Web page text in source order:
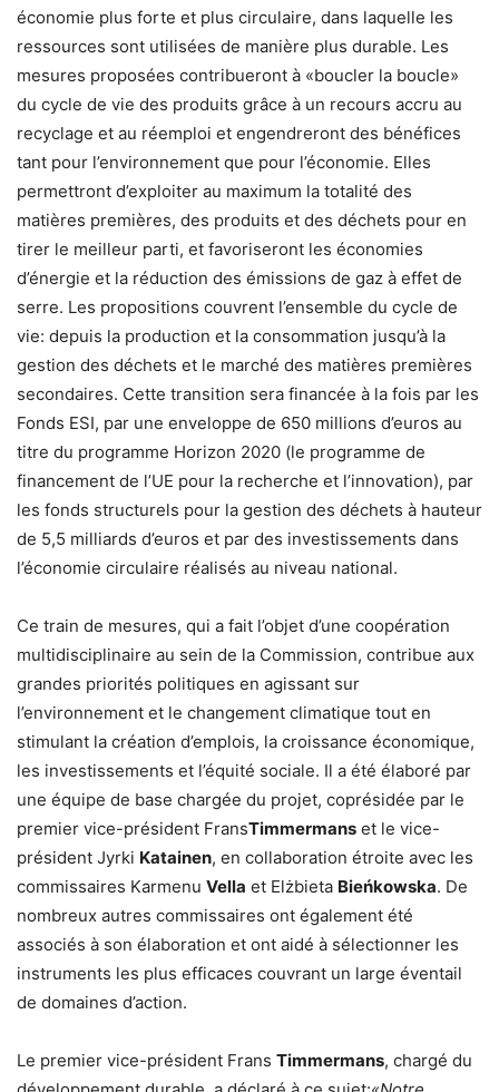
économie plus forte et plus circulaire, dans laquelle les
ressources sont utilisées de manière plus durable. Les
mesures proposées contribueront à «boucler la boucle»
du cycle de vie des produits grâce à un recours accru au
recyclage et au réemploi et engendreront des bénéfices
tant pour l’environnement que pour l’économie. Elles
permettront d’exploiter au maximum la totalité des
matières premières, des produits et des déchets pour en
tirer le meilleur parti, et favoriseront les économies
d’énergie et la réduction des émissions de gaz à effet de
serre. Les propositions couvrent l’ensemble du cycle de
vie: depuis la production et la consommation jusqu’à la
gestion des déchets et le marché des matières premières
secondaires. Cette transition sera financée à la fois par les
Fonds ESI, par une enveloppe de 650 millions d’euros au
titre du programme Horizon 2020 (le programme de
financement de l’UE pour la recherche et l’innovation), par
les fonds structurels pour la gestion des déchets à hauteur
de 5,5 milliards d’euros et par des investissements dans
l’économie circulaire réalisés au niveau national.
Ce train de mesures, qui a fait l’objet d’une coopération
multidisciplinaire au sein de la Commission, contribue aux
grandes priorités politiques en agissant sur
l’environnement et le changement climatique tout en
stimulant la création d’emplois, la croissance économique,
les investissements et l’équité sociale. Il a été élaboré par
une équipe de base chargée du projet, coprésidée par le
premier vice-président FransTimmermans et le vice-
président Jyrki Katainen, en collaboration étroite avec les
commissaires Karmenu Vella et Elżbieta Bieńkowska. De
nombreux autres commissaires ont également été
associés à son élaboration et ont aidé à sélectionner les
instruments les plus efficaces couvrant un large éventail
de domaines d’action.
Le premier vice-président Frans Timmermans, chargé du